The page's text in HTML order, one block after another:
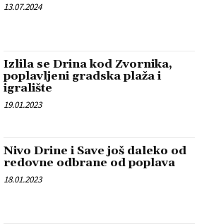
13.07.2024
Izlila se Drina kod Zvornika,
poplavljeni gradska plaža i
igralište
19.01.2023
Nivo Drine i Save još daleko od
redovne odbrane od poplava
18.01.2023